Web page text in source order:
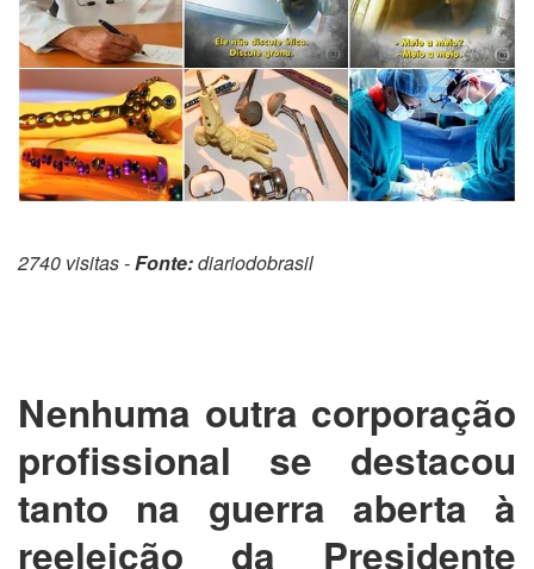
2740 visitas -Fonte:diariodobrasil
Nenhuma outra corporação
profissional se destacou
tanto na guerra aberta à
reeleição da Presidente